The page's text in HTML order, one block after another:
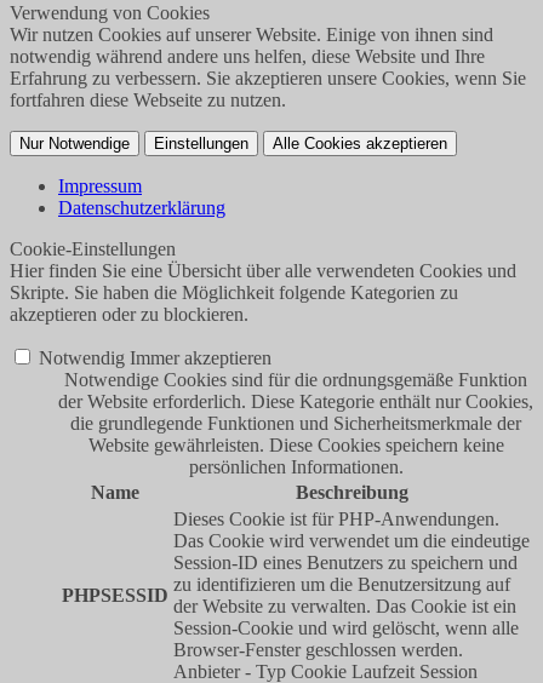
Verwendung von Cookies
Wir nutzen Cookies auf unserer Website. Einige von ihnen sind
notwendig während andere uns helfen, diese Website und Ihre
Erfahrung zu verbessern. Sie akzeptieren unsere Cookies, wenn Sie
fortfahren diese Webseite zu nutzen.
Nur Notwendige Einstellungen Alle Cookies akzeptieren
Impressum
Datenschutzerklärung
Cookie-Einstellungen
Hier finden Sie eine Übersicht über alle verwendeten Cookies und
Skripte. Sie haben die Möglichkeit folgende Kategorien zu
akzeptieren oder zu blockieren.
Notwendig Immer akzeptieren
Notwendige Cookies sind für die ordnungsgemäße Funktion
der Website erforderlich. Diese Kategorie enthält nur Cookies,
die grundlegende Funktionen und Sicherheitsmerkmale der
Website gewährleisten. Diese Cookies speichern keine
persönlichen Informationen.
Name
Beschreibung
PHPSESSID
Dieses Cookie ist für PHP-Anwendungen.
Das Cookie wird verwendet um die eindeutige
Session-ID eines Benutzers zu speichern und
zu identifizieren um die Benutzersitzung auf
der Website zu verwalten. Das Cookie ist ein
Session-Cookie und wird gelöscht, wenn alle
Browser-Fenster geschlossen werden.
Anbieter - Typ Cookie Laufzeit Session